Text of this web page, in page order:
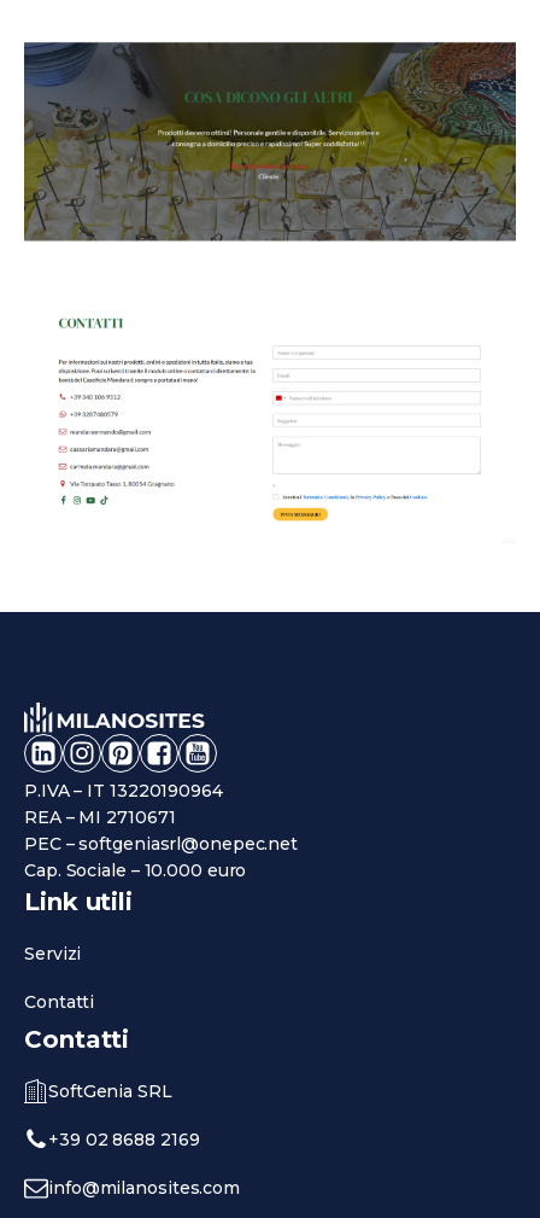
P.IVA – IT 13220190964
REA – MI 2710671
PEC – softgeniasrl@onepec.net
Cap. Sociale – 10.000 euro
Link utili
Servizi
Contatti
Contatti
SoftGenia SRL
+39 02 8688 2169
info@milanosites.com